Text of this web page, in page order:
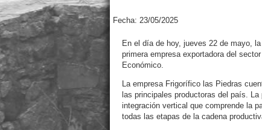
Fecha: 23/05/2025
En el día de hoy, jueves 22 de mayo,
primera empresa exportadora del
Económico.
La empresa Frigorífico las Piedras
las principales productoras del país.
integración vertical que comprende la
todas las etapas de la cadena